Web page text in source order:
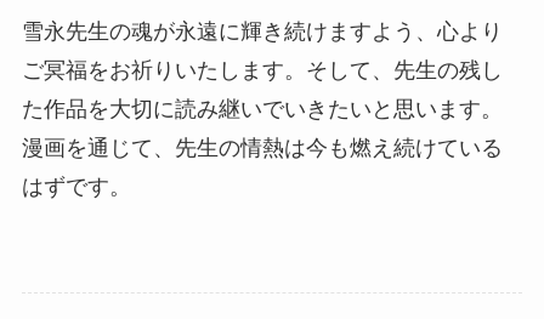
雪永先生の魂が永遠に輝き続けますよう、心より
ご冥福をお祈りいたします。そして、先生の残し
た作品を大切に読み継いでいきたいと思います。
漫画を通じて、先生の情熱は今も燃え続けている
はずです。